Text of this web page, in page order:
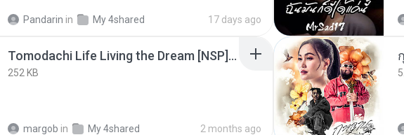
Pandarin in My 4shared 17 days ago
Tomodachi Life Living the Dream [NSP].torrent
252 KB
margob in My 4shared 2 months ago